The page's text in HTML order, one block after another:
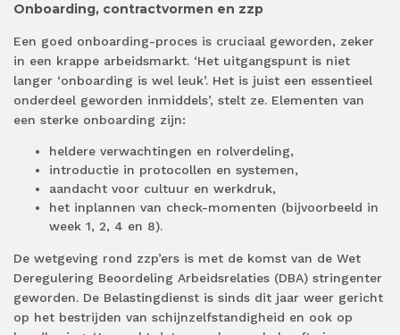
Onboarding, contractvormen en zzp
Een goed onboarding-proces is cruciaal geworden, zeker
in een krappe arbeidsmarkt. ‘Het uitgangspunt is niet
langer ‘onboarding is wel leuk’. Het is juist een essentieel
onderdeel geworden inmiddels’, stelt ze. Elementen van
een sterke onboarding zijn:
heldere verwachtingen en rolverdeling,
introductie in protocollen en systemen,
aandacht voor cultuur en werkdruk,
het inplannen van check-momenten (bijvoorbeeld in
week 1, 2, 4 en 8).
De wetgeving rond zzp’ers is met de komst van de Wet
Deregulering Beoordeling Arbeidsrelaties (DBA) stringenter
geworden. De Belastingdienst is sinds dit jaar weer gericht
op het bestrijden van schijnzelfstandigheid en ook op